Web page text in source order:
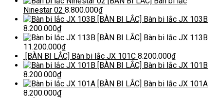
Ninestar 02 8.800.000₫
[BÀN BI LẮC] Bàn bi lắc JX 103B
8.200.000₫
[BÀN BI LẮC] Bàn bi lắc JX 113B
11.200.000₫
[BÀN BI LẮC] Bàn bi lắc JX 101C 8.200.000₫
[BÀN BI LẮC] Bàn bi lắc JX 101B
8.200.000₫
[BÀN BI LẮC] Bàn bi lắc JX 101A
8.200.000₫